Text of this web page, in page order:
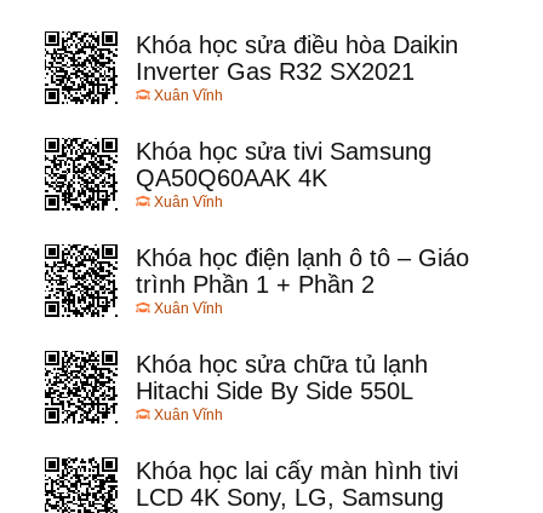
Khóa học sửa điều hòa Daikin
Inverter Gas R32 SX2021
Xuân Vĩnh
Khóa học sửa tivi Samsung
QA50Q60AAK 4K
Xuân Vĩnh
Khóa học điện lạnh ô tô – Giáo
trình Phần 1 + Phần 2
Xuân Vĩnh
Khóa học sửa chữa tủ lạnh
Hitachi Side By Side 550L
Xuân Vĩnh
Khóa học lai cấy màn hình tivi
LCD 4K Sony, LG, Samsung